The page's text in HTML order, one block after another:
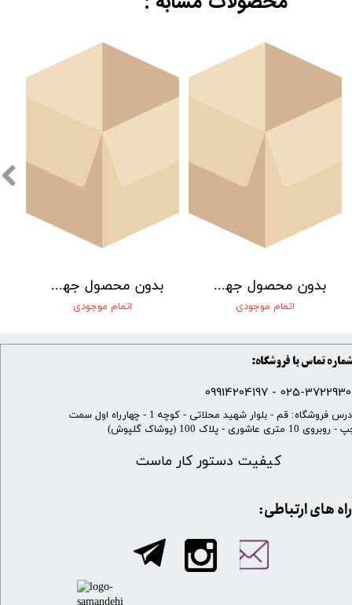
بدون محصول جهت نمایش
اتمام موجودی
بدون محصول جهت نمایش
اتمام موجودی
شماره تماس با فروشگاه:
025-37229300 -
کیفیت دستور کار ماست
​آدرس فروشگاه: قم - بلوار شهید محلاتی - کوچه 1 - چهارراه اول سمت
10 متری عاشوری - پلاک 100 (پوشاک گلپوش)
​​راه های ارتباطی: